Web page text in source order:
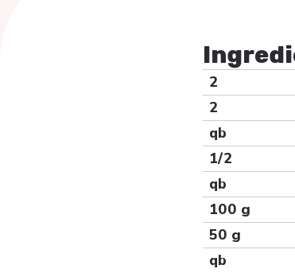
2
2
qb
1/2
qb
100 g
50 g
qb